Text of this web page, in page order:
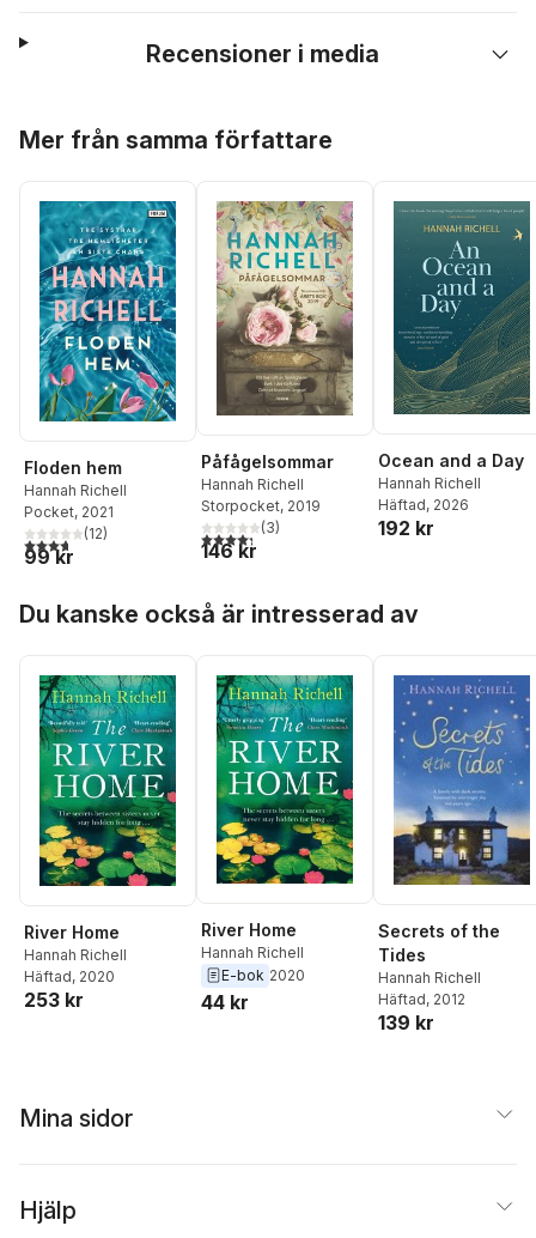
Recensioner i media
Mer från samma författare
Floden hem
Hannah Richell
Pocket, 2021
3,7utav 5 stjärnor. Totalt antal röster:
(12)
99 kr
Påfågelsommar
Hannah Richell
Storpocket, 2019
4,3utav 5 stjärnor. Totalt antal röster:
(3)
146 kr
Ocean and a Day
Hannah Richell
Häftad, 2026
192 kr
Du kanske också är intresserad av
River Home
Hannah Richell
Häftad, 2020
253 kr
River Home
Hannah Richell
E-bok 2020
44 kr
Secrets of the
Tides
Hannah Richell
Häftad, 2012
139 kr
Mina sidor
Hjälp